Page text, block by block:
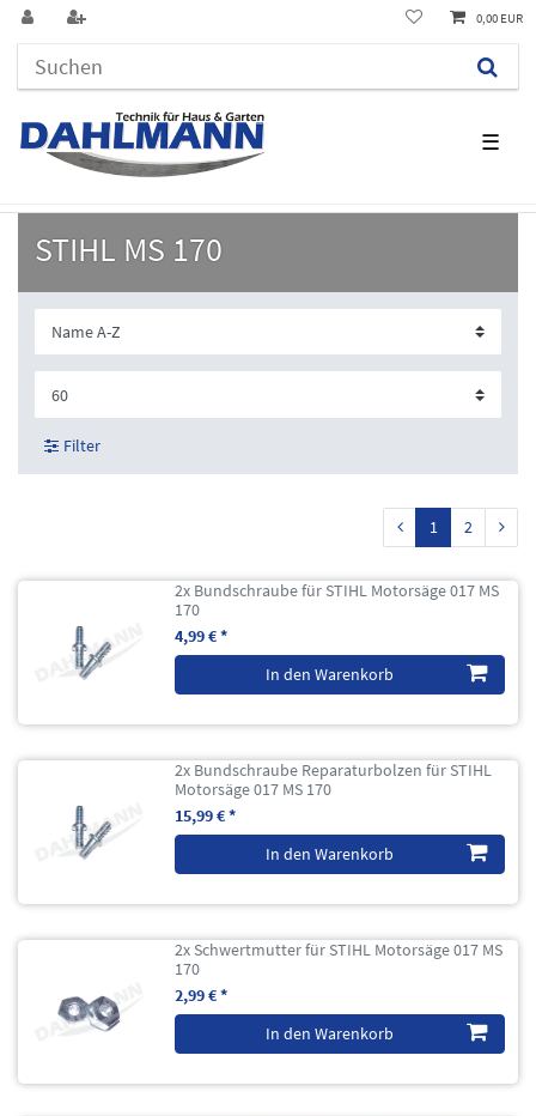
☰
0,00 EUR
STIHL MS 170
Filter
1 2
2x Bundschraube für STIHL Motorsäge 017 MS
170
4,99 € *
In den Warenkorb
2x Bundschraube Reparaturbolzen für STIHL
Motorsäge 017 MS 170
15,99 € *
In den Warenkorb
2x Schwertmutter für STIHL Motorsäge 017 MS
170
2,99 € *
In den Warenkorb